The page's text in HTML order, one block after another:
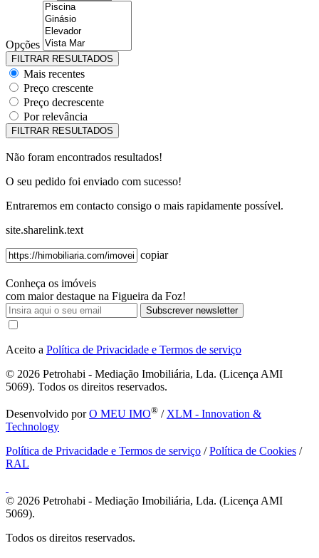
Opções
Mais recentes
Preço crescente
Preço decrescente
Por relevância
Não foram encontrados resultados!
O seu pedido foi enviado com sucesso!
Entraremos em contacto consigo o mais rapidamente possível.
site.sharelink.text
copiar
Conheça os imóveis
com maior destaque na Figueira da Foz!
Subscrever newsletter
Aceito a Política de Privacidade e Termos de serviço
© 2026 Petrohabi - Mediação Imobiliária, Lda. (Licença AMI
5069). Todos os direitos reservados.
Desenvolvido porO MEU IMO® / XLM - Innovation &
Technology
Política de Privacidade e Termos de serviço /Política de Cookies /
RAL
© 2026 Petrohabi - Mediação Imobiliária, Lda. (Licença AMI
5069).
Todos os direitos reservados.